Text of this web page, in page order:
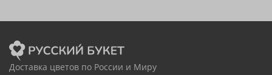
Доставка цветов по России и Миру